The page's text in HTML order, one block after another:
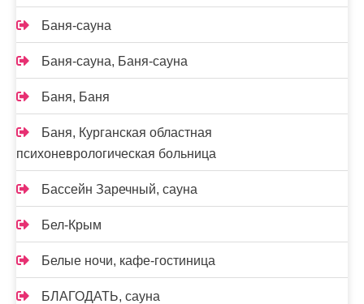
Баня-сауна
Баня-сауна, Баня-сауна
Баня, Баня
Баня, Курганская областная
психоневрологическая больница
Бассейн Заречный, сауна
Бел-Крым
Белые ночи, кафе-гостиница
БЛАГОДАТЬ, сауна